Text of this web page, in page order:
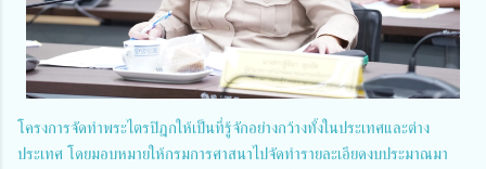
โครงการจัดทำพระไตรปิฎกให้เป็นที่รู้จักอย่างกว้างทั้งในประเทศและต่าง
ประเทศ โดยมอบหมายให้กรมการศาสนาไปจัดทำรายละเอียดงบประมาณมา